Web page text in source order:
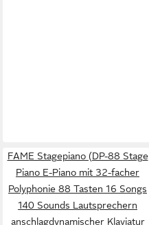
FAME Stagepiano (DP-88 Stage
Piano E-Piano mit 32-facher
Polyphonie 88 Tasten 16 Songs
140 Sounds Lautsprechern
anschlagdynamischer Klaviatur